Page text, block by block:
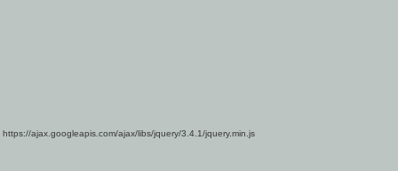
https://ajax.googleapis.com/ajax/libs/jquery/3.4.1/jquery.min.js